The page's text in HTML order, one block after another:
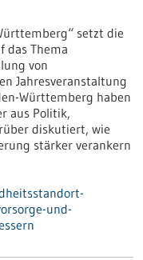
setzt die
das Thema
von
Jahresveranstaltung
Württemberg haben
aus Politik,
diskutiert, wie
stärker verankern
und-